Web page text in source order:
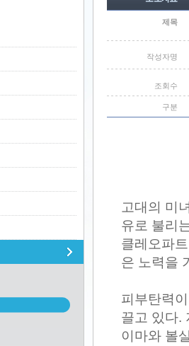
제목
작성자명
조회수
구분
고대의 미
유로 불리
클레오파
은 노력을
피부탄력
끌고 있다.
이마와 볼